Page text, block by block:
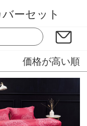
ーセット
価格が高い順